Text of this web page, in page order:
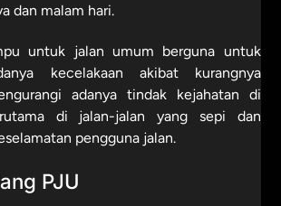
dan malam hari.
untuk jalan umum berguna untuk
kecelakaan akibat kurangnya
adanya tindak kejahatan di
di jalan-jalan yang sepi dan
pengguna jalan.
PJU